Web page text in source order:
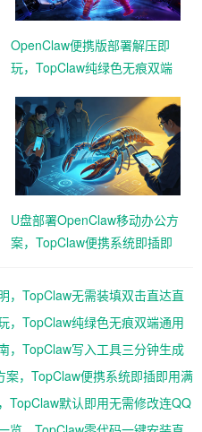
OpenClaw便携版部署解压即
玩，TopClaw纯绿色无痕双端
U盘部署OpenClaw移动办公方
案，TopClaw便携系统即插即
，TopClaw无需装填双击直达直
，TopClaw纯绿色无痕双端通用
，TopClaw写入工具三分钟生成
，TopClaw便携系统即插即用满
TopClaw默认即用无需修改连QQ